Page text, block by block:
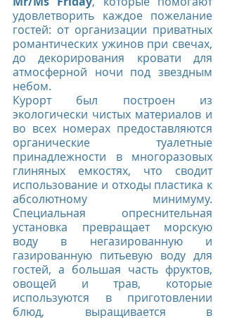
удовлетворить каждое пожелание
гостей: от организации приватных
романтических ужинов при свечах,
до декорирования кровати для
атмосферной ночи под звездным
небом.
Курорт был построен из
экологически чистых материалов и
во всех номерах предоставляются
органические туалетные
принадлежности в многоразовых
глиняных емкостях, что сводит
использование и отходы пластика к
абсолютному минимуму.
Специальная опреснительная
установка превращает морскую
воду в негазированную и
газированную питьевую воду для
гостей, а большая часть фруктов,
овощей и трав, которые
используются в приготовлении
блюд, выращивается в